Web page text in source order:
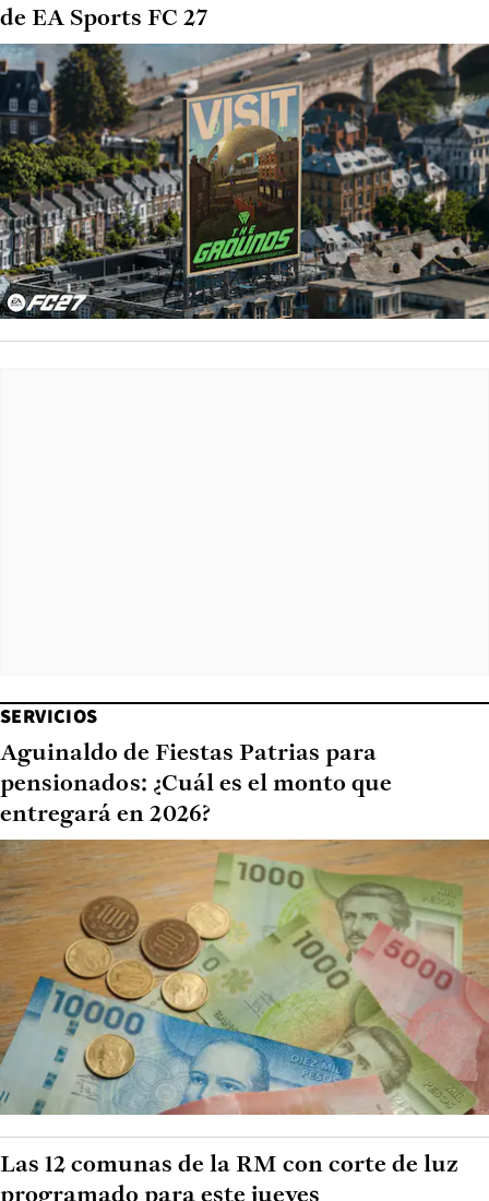
de EA Sports FC 27
SERVICIOS
Aguinaldo de Fiestas Patrias para
pensionados: ¿Cuál es el monto que
entregará en 2026?
Las 12 comunas de la RM con corte de luz
programado para este jueves